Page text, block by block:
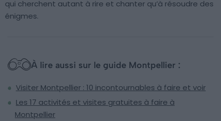
qui cherchent autant à rire et chanter qu’à résoudre des
énigmes.
À lire aussi sur le guide Montpellier :
Visiter Montpellier : 10 incontournables à faire et voir
Les 17 activités et visites gratuites à faire à
Montpellier